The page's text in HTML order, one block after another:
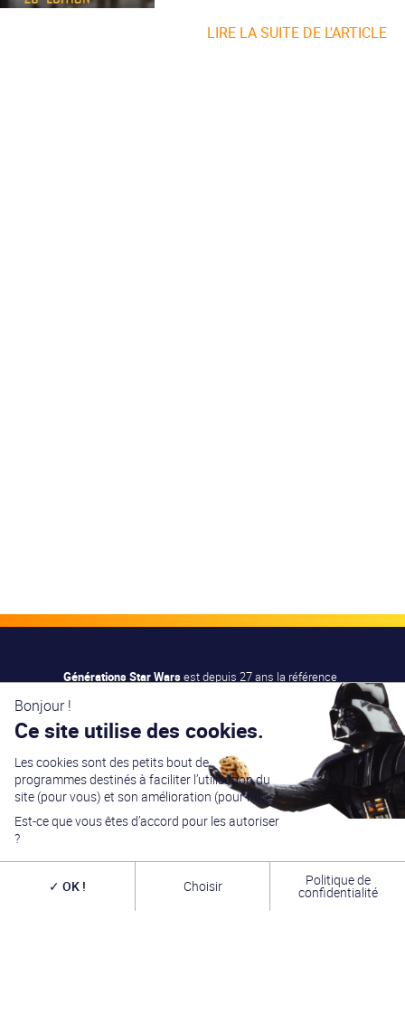
LIRE LA SUITE DE L'ARTICLE
Générations Star Warsest depuis27ans la référence
en matière de convention Star Wars. Nous accueillons
chaque année
dans une ambiance familiale grâce à notre
rencontrer lesvrais acteursde la saga, des
artistes
exceptionnels, des commerçants passionnés
et une
équipe bénévole alliant convivialité, bonne humeur et
passion. A très bientôt !
INFOS PRATIQUES
Bonjour !
Ce site utilise des cookies.
Les cookies sont des petits bout de
programmes destinés à faciliter l’utilisation du
site (pour vous) et son amélioration (pour nous).
Est-ce que vous êtes d’accord pour les autoriser
?
OK ! Choisir Politique de
confidentialité